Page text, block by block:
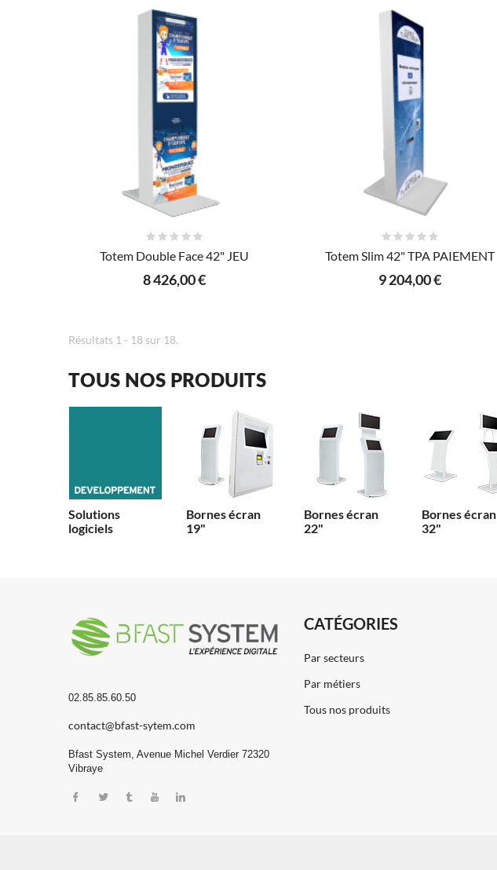
AJOUTER AU PANIER
Totem Double Face 42" JEU
8 426,00 €
AJOUTER AU PANIER
Totem Slim 42" TPA PAIEMENT
9 204,00 €
Résultats 1 - 18 sur 18.
TOUS NOS PRODUITS
Solutions
logiciels
Bornes écran
19"
Bornes écran
22"
Bornes écran
32"
02.85.85.60.50
contact@bfast-sytem.com
Bfast System, Avenue Michel Verdier 72320
Vibraye
CATÉGORIES
Par secteurs
Par métiers
Tous nos produits